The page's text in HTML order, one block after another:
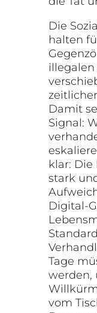
Die
halten
illegalen
Damit
Signal:
klar:
stark
Digital-
Tage
werden,
vom